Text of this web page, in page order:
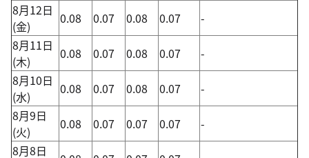
8月12日
(金)
0.08 0.07 0.08 0.07
-
8月11日
(木)
0.08 0.07 0.08 0.07
-
8月10日
(水)
0.08 0.07 0.08 0.07
-
8月9日
(火)
0.08 0.07 0.07 0.07
-
8月8日